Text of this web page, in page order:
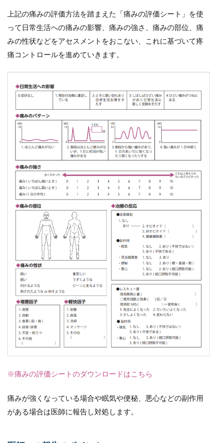
上記の痛みの評価方法を踏まえた「痛みの評価シート」を使
って日常生活への痛みの影響、痛みの強さ、痛みの部位、痛
みの性状などをアセスメントをおこない、これに基づいて疼
痛コントロールを進めていきます。
※痛みの評価シートのダウンロードはこちら
痛みが強くなっている場合や眠気や便秘、悪心などの副作用
がある場合は医師に報告し対処します。